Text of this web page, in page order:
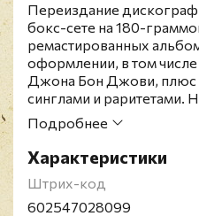
Переиздание
бокс-сете на 180-
ремастированных
оформлении, в том
Джона Бон Джови, плюс
синглами и раритетами.
виниле издаются
рок-группа из Нью-
образована в 1983 году.
Bon Jovi
Wet" (1986). В общей
проданы тиражом 130
Подробнее
Характеристики
Штрих-код
602547028099